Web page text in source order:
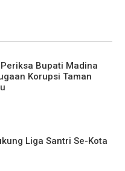
Bupati Madina
Korupsi Taman
Liga Santri Se-Kota